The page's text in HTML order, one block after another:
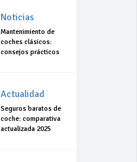
Noticias
Mantenimiento de
coches clásicos:
consejos prácticos
Actualidad
Seguros baratos de
coche: comparativa
actualizada 2025